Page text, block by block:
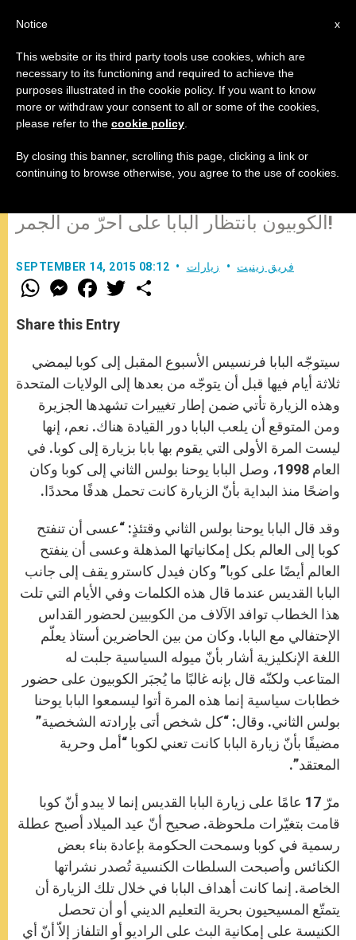
الزيارات البابوية السالفة إلى كوبا
غيّرت القليل… واليوم مع البابا
فرنسيس هل من حلّ جذري؟
الكوبيون بانتظار البابا على أحرّ من الجمر!
SEPTEMBER 14, 2015 08:12 فريق زينيت زيارات
W
h
t
s
p
p
M
e
s
e
g
e
r
F
a
e
b
k
w
r
Share this Entry
سيتوجّه البابا فرنسيس الأسبوع المقبل إلى كوبا ليمضي
ثلاثة أيام فيها قبل أن يتوجّه من بعدها إلى الولايات المتحدة
وهذه الزيارة تأتي ضمن إطار تغييرات تشهدها الجزيرة
ومن المتوقع أن يلعب البابا دور القيادة هناك. نعم، إنها
ليست المرة الأولى التي يقوم بها بابا بزيارة إلى كوبا. في
العام 1998، وصل البابا يوحنا بولس الثاني إلى كوبا وكان
واضحًا منذ البداية بأنّ الزيارة كانت تحمل هدفًا محددًا.
وقد قال البابا يوحنا بولس الثاني وقتئذٍ: “عسى أن تنفتح
كوبا إلى العالم بكل إمكانياتها المذهلة وعسى أن ينفتح
العالم أيضًا على كوبا” وكان فيدل كاسترو يقف إلى جانب
البابا القديس عندما قال هذه الكلمات وفي الأيام التي تلت
هذا الخطاب توافد الآلاف من الكوبيين لحضور القداس
الإحتفالي مع البابا. وكان من بين الحاضرين أستاذ يعلّم
اللغة الإنكليزية أشار بأنّ ميوله السياسية جلبت له
المتاعب ولكنّه قال بإنه غالبًا ما يُجبَر الكوبيون على حضور
خطابات سياسية إنما هذه المرة أتوا ليسمعوا البابا يوحنا
بولس الثاني. وقال: “كل شخص أتى بإرادته الشخصية”
مضيفًا بأنّ زيارة البابا كانت تعني لكوبا “أمل وحرية
المعتقد”.
مرّ 17 عامًا على زيارة البابا القديس إنما لا يبدو أنّ كوبا
قامت بتغيّرات ملحوظة. صحيح أنّ عيد الميلاد أصبح عطلة
رسمية في كوبا وسمحت الحكومة بإعادة بناء بعض
الكنائس وأصبحت السلطات الكنسية تُصدر نشراتها
الخاصة. إنما كانت أهداف البابا في خلال تلك الزيارة أن
يتمتّع المسيحيون بحرية التعليم الديني أو أن تحصل
الكنيسة على إمكانية البث على الراديو أو التلفاز إلاّ أنّ أي
x
Notice
This website or its third party tools use cookies, which are
necessary to its functioning and required to achieve the
purposes illustrated in the cookie policy. If you want to know
more or withdraw your consent to all or some of the cookies,
please refer to the cookie policy
By closing this banner, scrolling this page, clicking a link or
continuing to browse otherwise, you agree to the use of cookies.